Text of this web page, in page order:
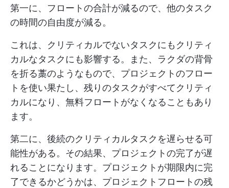
第一に、フロートの合計が減るので、他のタスク
の時間の自由度が減る。
これは、クリティカルでないタスクにもクリティ
カルなタスクにも影響する。また、ラクダの背骨
を折る藁のようなもので、プロジェクトのフロー
トを使い果たし、残りのタスクがすべてクリティ
カルになり、無料フロートがなくなることもあり
ます。
第二に、後続のクリティカルタスクを遅らせる可
能性がある。その結果、プロジェクトの完了が遅
れることになります。プロジェクトが期限内に完
了できるかどうかは、プロジェクトフロートの残